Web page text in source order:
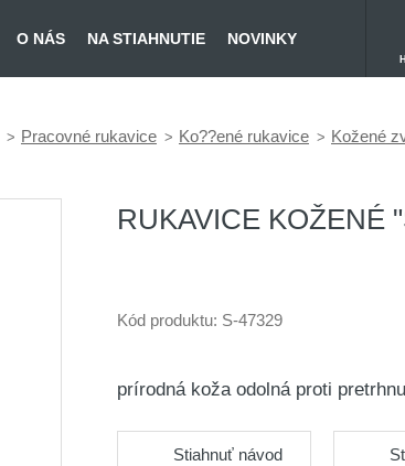
O NÁS NA STIAHNUTIE NOVINKY
Pracovné rukavice Ko??ené rukavice Kožené
RUKAVICE KOŽENÉ
Kód produktu: S-47329
prírodná koža odolná proti
Stiahnuť návod